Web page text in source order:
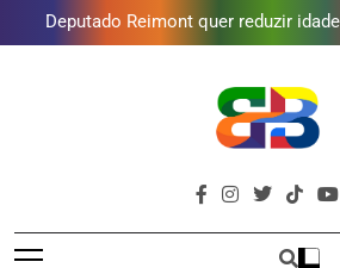
mulheres
Onda Verde realiza oficina
conservação
Nilópolis na Campanha Nacional de
de água por ano na
Deputado Reimont quer reduzir
mulheres
Onda Verde realiza oficina
conservação
Nilópolis na Campanha Nacional de
Baixada